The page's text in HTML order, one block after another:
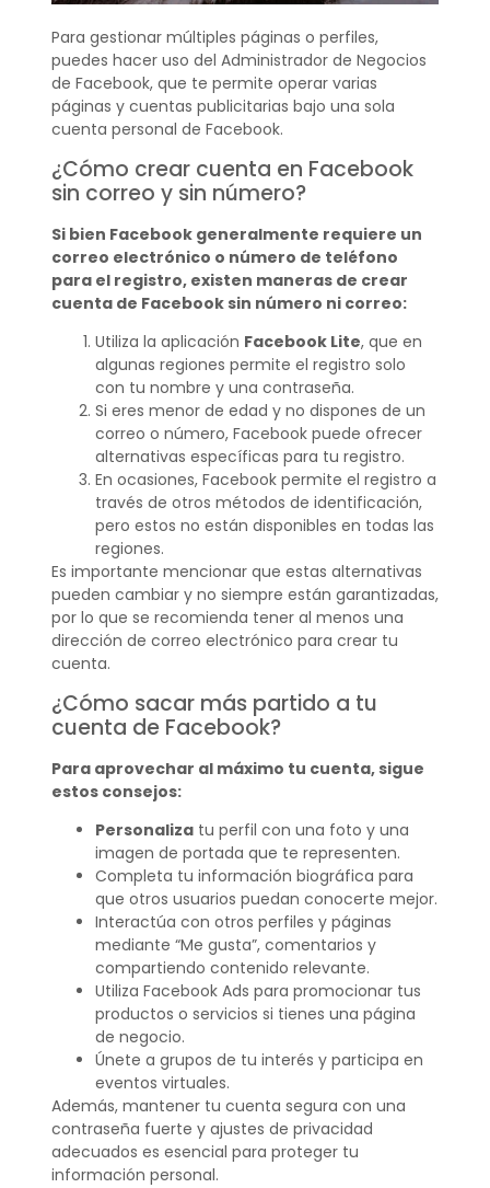
Para gestionar múltiples páginas o perfiles,
puedes hacer uso del Administrador de Negocios
de Facebook, que te permite operar varias
páginas y cuentas publicitarias bajo una sola
cuenta personal de Facebook.
¿Cómo crear cuenta en Facebook
sin correo y sin número?
Si bien Facebook generalmente requiere un
correo electrónico o número de teléfono
para el registro, existen maneras de crear
cuenta de Facebook sin número ni correo:
Utiliza la aplicación Facebook Lite, que en
algunas regiones permite el registro solo
con tu nombre y una contraseña.
Si eres menor de edad y no dispones de un
correo o número, Facebook puede ofrecer
alternativas específicas para tu registro.
En ocasiones, Facebook permite el registro a
través de otros métodos de identificación,
pero estos no están disponibles en todas las
regiones.
Es importante mencionar que estas alternativas
pueden cambiar y no siempre están garantizadas,
por lo que se recomienda tener al menos una
dirección de correo electrónico para crear tu
cuenta.
¿Cómo sacar más partido a tu
cuenta de Facebook?
Para aprovechar al máximo tu cuenta, sigue
estos consejos:
Personalizatu perfil con una foto y una
imagen de portada que te representen.
Completa tu información biográfica para
que otros usuarios puedan conocerte mejor.
Interactúa con otros perfiles y páginas
mediante “Me gusta”, comentarios y
compartiendo contenido relevante.
Utiliza Facebook Ads para promocionar tus
productos o servicios si tienes una página
de negocio.
Únete a grupos de tu interés y participa en
eventos virtuales.
Además, mantener tu cuenta segura con una
contraseña fuerte y ajustes de privacidad
adecuados es esencial para proteger tu
información personal.